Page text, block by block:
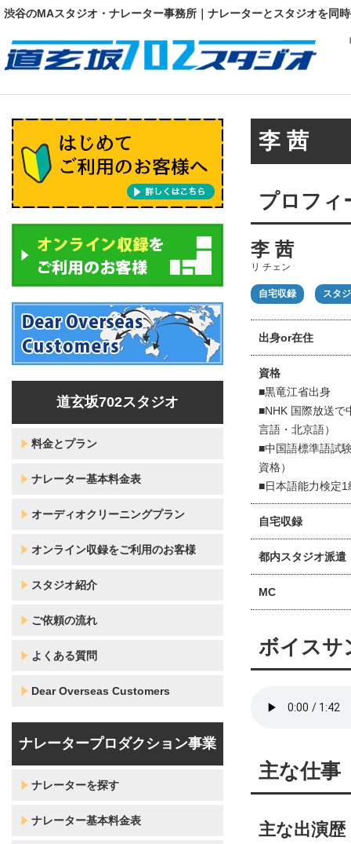
渋谷のMAスタジオ・ナレーター事務所｜ナレーターとスタジオを同
李 茜
プロフィ
李 茜
リ チェン
自宅収録 スタ
出身or在住
資格
■黒竜江省出身
■NHK 国際放送で
言語・北京語）
■中国語標準語試
資格）
■日本語能力検定1
自宅収録
都内スタジオ派遣
MC
ボイスサ
主な仕事
主な出演歴
道玄坂702スタジオ
料金とプラン
ナレーター基本料金表
オーディオクリーニングプラン
オンライン収録をご利用のお客様
スタジオ紹介
ご依頼の流れ
よくある質問
Dear Overseas Customers
ナレータープロダクション事業
ナレーターを探す
ナレーター基本料金表